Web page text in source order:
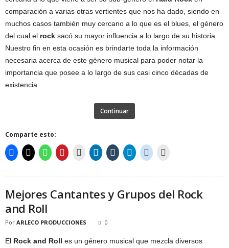
comparación a varias otras vertientes que nos ha dado, siendo en
muchos casos también muy cercano a lo que es el blues, el género
del cual el rock sacó su mayor influencia a lo largo de su historia.
Nuestro fin en esta ocasión es brindarte toda la información
necesaria acerca de este género musical para poder notar la
importancia que posee a lo largo de sus casi cinco décadas de
existencia.
Continuar
Comparte esto:
Mejores Cantantes y Grupos del Rock
and Roll
Por ARLECO PRODUCCIONES 0
El Rock and Roll es un género musical que mezcla diversos